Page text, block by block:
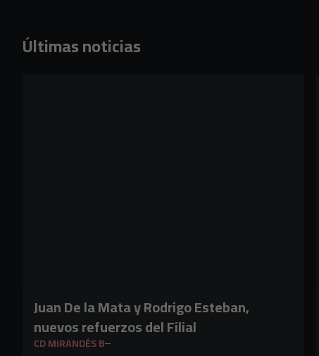
Últimas noticias
Juan De la Mata y Rodrigo Esteban,
nuevos refuerzos del Filial
CD MIRANDÉS B